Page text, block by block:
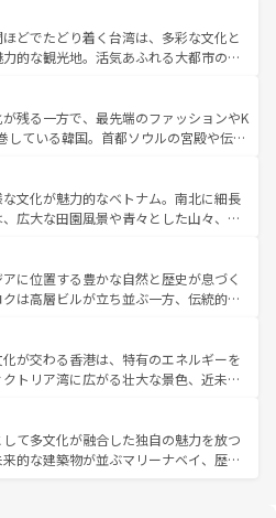
カルフードやハワイアンミュージッ
ンスなど、すべてがハワイの魅力を彩
びに新しい発見と感動が待っているハ
央部にそびえるウルル（エアーズロッ
美しい原生林やケアンズの熱帯雨林な
さん。また、カフェやワイン、オージ
ィも充実しており、サーフィンやダイ
など、アウトドア好きにはたまらな
の多彩な魅力を存分に味わいつくそ
どでたどり着く台湾は、多彩な文化と
的な観光地。活気あふれる大都市の台
地帯である台湾東部など、都市の喧騒
存しており、訪れる人に新しい発見と
れる。また、奥深い台湾の食文化も魅
スイーツなど、バラエティ豊かな料理
える。 なお、新着の台湾情報は コンテンツ一覧を参
残る一方で、最先端のファッションやK
している韓国。首都ソウルの宮殿や伝統
せば四季折々の自然美を楽しむことが
ムチや焼肉、絶品のストリートフード
国料理が待っている。夜には、韓国な
ら、韓国の多彩な魅力を心ゆくまで味
わってみてほしい。 なお、新着の韓国情報はコンテンツ一
。
文化が魅力的なベトナム。南北に細長
広大な田園風景や青々とした山々、世
統が息づく。ハノイの古い町並みやホ
ス統治時代の建物も、独特の雰囲気を
た、バラエティの豊かさとおいしさで
ンミー、ベトナムコーヒーなどは、ぜ
。どの地域を訪れてもあたたかい人々
れるので、きっと忘れられない旅にな
に位置する豊かな自然と歴史が息づく
は高層ビルが立ち並ぶ一方、伝統的な
る。北部ではチェンマイなどの山岳地
、南部ではプーケットやクラビの美し
気分を楽しむことができる。タイ料理
中温暖で、どの季節にも異なる楽しみ
みやすいタイの人々、仏教を中心とし
な観光資源が、訪れる旅人を魅了し続
が交わる香港は、特有のエネルギーを
トリア湾に広がる壮大な景色、近未来
感動するはず。観光スポットが密集し
どころを回れるのも魅力。息をのむよ
な体験まで、香港を存分に楽しみ尽く
て多文化が融合した独自の魅力を放つ
的な建築物が並ぶマリーナベイ、歴史